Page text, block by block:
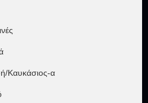
Καυκάσιος-α